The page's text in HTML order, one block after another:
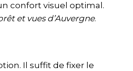
confort visuel optimal.
et vues d’Auvergne.
Il suffit de fixer le